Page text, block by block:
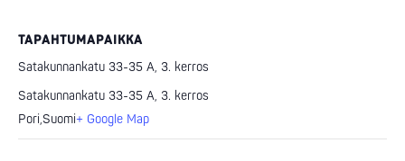
TAPAHTUMAPAIKKA
Satakunnankatu 33-35 A, 3. kerros
Satakunnankatu 33-35 A, 3. kerros
Pori,Suomi+ Google Map